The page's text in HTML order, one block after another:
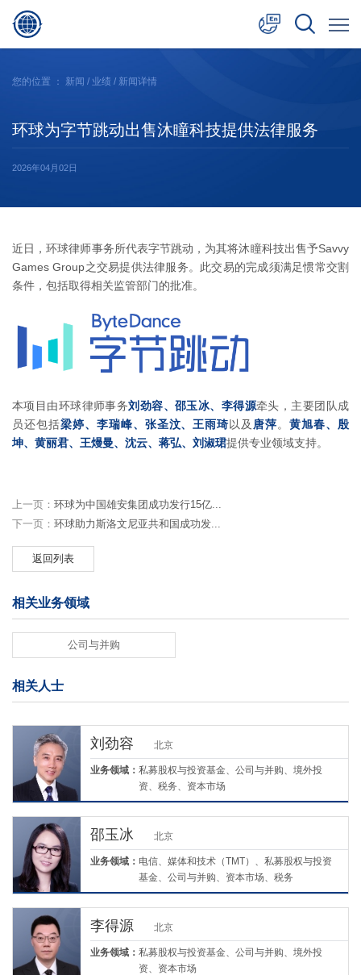
日本語
您的位置 ： 新闻 / 业绩 / 新闻详情
环球为字节跳动出售沐瞳科技提供法律服务
2026年04月02日
近日，环球律师事务所代表字节跳动，为其将沐瞳科技出售予Savvy
Games Group之交易提供法律服务。此交易的完成须满足惯常交割
条件，包括取得相关监管部门的批准。
本项目由环球律师事务刘劲容、邵玉冰、李得源牵头，主要团队成
员还包括梁婷、李瑞峰、张圣汶、王雨琦以及 唐萍。黄旭春、殷
坤、黄丽君、王熳曼、沈云、蒋弘、刘淑珺提供专业领域支持。
上一页： 环球为中国雄安集团成功发行15亿...
下一页： 环球助力斯洛文尼亚共和国成功发...
返回列表
相关业务领域
公司与并购
相关人士
刘劲容 北京
业务领域： 私募股权与投资基金、公司与并购、境外投
资、税务、资本市场
邵玉冰 北京
业务领域： 电信、媒体和技术（TMT）、私募股权与投资
基金、公司与并购、资本市场、税务
李得源 北京
业务领域： 私募股权与投资基金、公司与并购、境外投
资、资本市场